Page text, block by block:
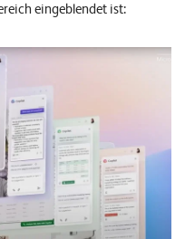
N
e
s
E
v
e
n
eingeblendet ist: